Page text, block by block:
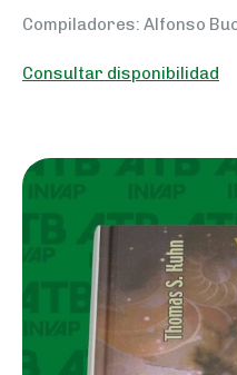
Compiladores: Alfonso
Consultar disponibilidad